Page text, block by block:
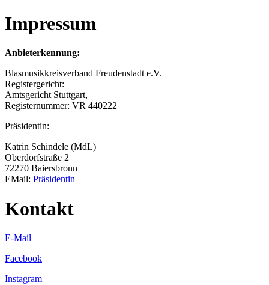
Impressum
Anbieterkennung:
Blasmusikkreisverband Freudenstadt e.V.
Registergericht:
Amtsgericht Stuttgart,
Registernummer: VR 440222
Präsidentin:
Katrin Schindele (MdL)
Oberdorfstraße 2
72270 Baiersbronn
EMail: Präsidentin
Kontakt
E-Mail
Facebook
Instagram